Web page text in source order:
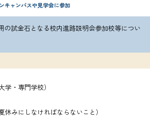
キャンパスや見学会に参加
の試金石となる校内進路説明会参加校等につい
・専門学校）
休みにしなければならないこと）